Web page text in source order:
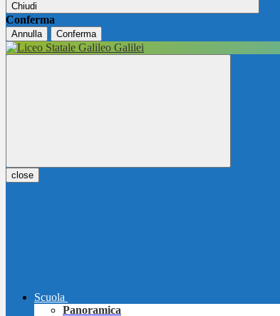
Chiudi
Conferma
Annulla Conferma
close
Scuola
Panoramica